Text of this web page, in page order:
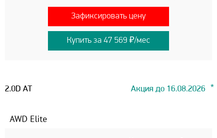
Зафиксировать цену
Купить за 47 569 ₽/мес
2.0D AT Акция до 16.08.2026
AWD Elite